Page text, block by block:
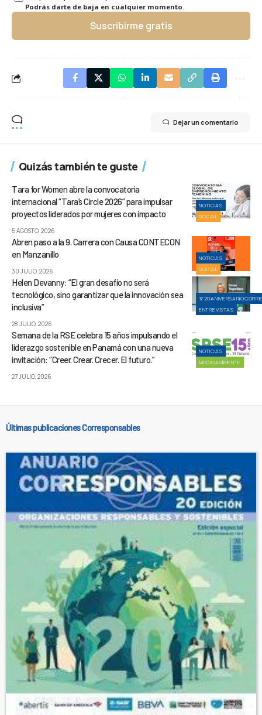
Podrás darte de baja en cualquier momento.
Suscribirme gratis
Dejar un comentario
Quizás también te guste
NOTICIAS
SOCIAL
Tara for Women abre la convocatoria
internacional “Tara’s Circle 2026” para impulsar
proyectos liderados por mujeres con impacto
5 AGOSTO, 2026
NOTICIAS
SOCIAL
Abren paso a la 9. Carrera con Causa CONTECON
en Manzanillo
30 JULIO, 2026
ENTREVISTAS
Helen Devanny: “El gran desafío no será
tecnológico, sino garantizar que la innovación sea
inclusiva”
28 JULIO, 2026
NOTICIAS
MEDIOAMBIENTE
Semana de la RSE celebra 15 años impulsando el
liderazgo sostenible en Panamá con una nueva
invitación: “Creer. Crear. Crecer. El futuro.”
27 JULIO, 2026
Últimas publicaciones Corresponsables